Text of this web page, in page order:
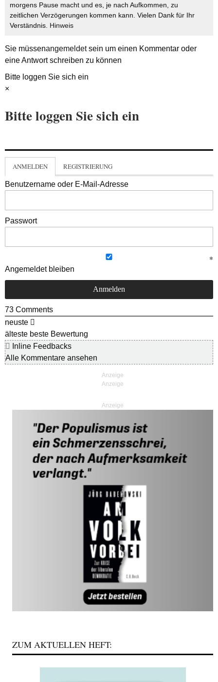
morgens Pause macht und es, je nach Aufkommen, zu
zeitlichen Verzögerungen kommen kann. Vielen Dank für Ihr
Verständnis. Hinweis
Sie müssenangemeldetsein um einen Kommentar oder
eine Antwort schreiben zu können
Bitte loggen Sie sich ein
×
Bitte loggen Sie sich ein
ANMELDEN REGISTRIERUNG
Benutzername oder E-Mail-Adresse
Passwort
Angemeldet bleiben
73 Comments
neuste
älteste beste Bewertung
Inline Feedbacks
Alle Kommentare ansehen
Anzeige
ZUM AKTUELLEN HEFT: